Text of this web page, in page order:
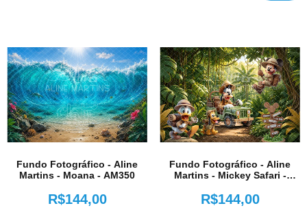
Fundo Fotográfico - Aline
Martins - Moana - AM350
R$144,00
Fundo Fotográfico - Aline
Martins - Mickey Safari -
R$144,00